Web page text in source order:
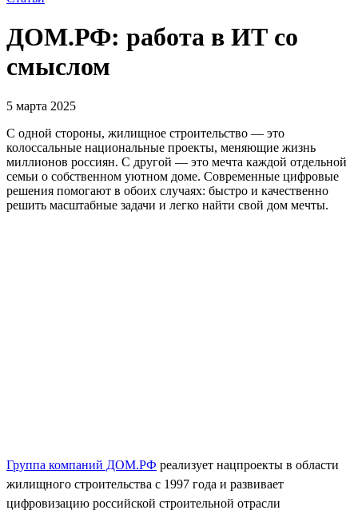
ДОМ.РФ: работа в ИТ со
смыслом
5 марта 2025
С одной стороны, жилищное строительство — это
колоссальные национальные проекты, меняющие жизнь
миллионов россиян. С другой — это мечта каждой отдельной
семьи о собственном уютном доме. Современные цифровые
решения помогают в обоих случаях: быстро и качественно
решить масштабные задачи и легко найти свой дом мечты.
Группа компаний ДОМ.РФ реализует нацпроекты в области
жилищного строительства с 1997 года и развивает
цифровизацию российской строительной отрасли